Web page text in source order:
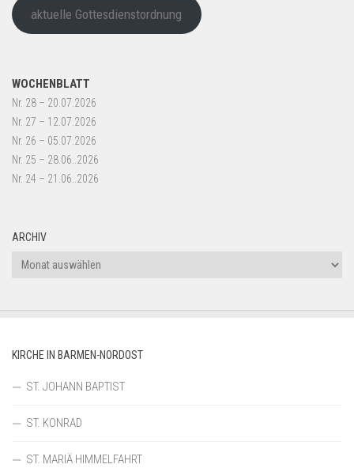
aktuelle Gottesdienstordnung
WOCHENBLATT
Nr. 28 – 20.07.2026
Nr. 27 – 12.07.2026
Nr. 26 – 05.07.2026
Nr. 25 – 28.06..2026
Nr. 24 – 21.06..2026
ARCHIV
Archiv
KIRCHE IN BARMEN-NORDOST
ST. JOHANN BAPTIST
ST. KONRAD
ST. MARIÄ HIMMELFAHRT